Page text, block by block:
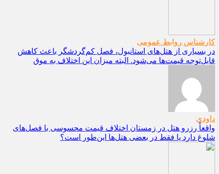
کارشناس روابط عمومی
در بسیاری از هتل‌های استانبول، فصل کم‌گردشگر باعث کاهش
قابل‌توجه قیمت‌ها می‌شود. البته میزان این اختلاف به موق
داودی
واقعاً رزرو هتل در زمستان اختلاف قیمت محسوسی با فصل‌های
شلوغ دارد یا فقط در بعضی هتل‌ها این‌طور است؟